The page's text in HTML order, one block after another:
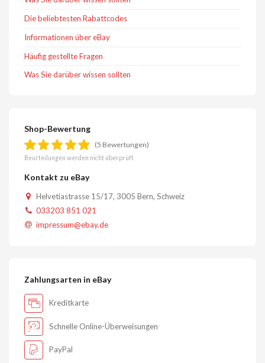
Die beliebtesten Rabattcodes
Informationen über eBay
Häufig gestellte Fragen
Was Sie darüber wissen sollten
Shop-Bewertung
(5 Bewertungen)
Beurteilungen werden nicht überprüft
Kontakt zu eBay
Helvetiastrasse 15/17, 3005 Bern, Schweiz
033203 851 021
impressum@ebay.de
Zahlungsarten in eBay
Kreditkarte
Schnelle Online-Überweisungen
PayPal